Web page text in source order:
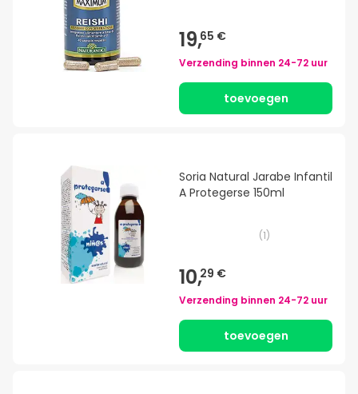
19,65 €
Verzending binnen 24-72 uur
toevoegen
Soria Natural Jarabe Infantil
A Protegerse 150ml
(1)
10,29 €
Verzending binnen 24-72 uur
toevoegen